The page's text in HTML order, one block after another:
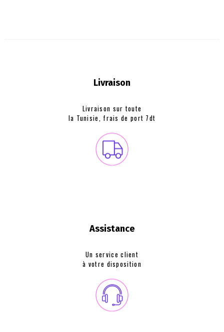
Livraison
Livraison sur toute
la Tunisie, frais de port 7dt
Assistance
Un service client
à votre disposition